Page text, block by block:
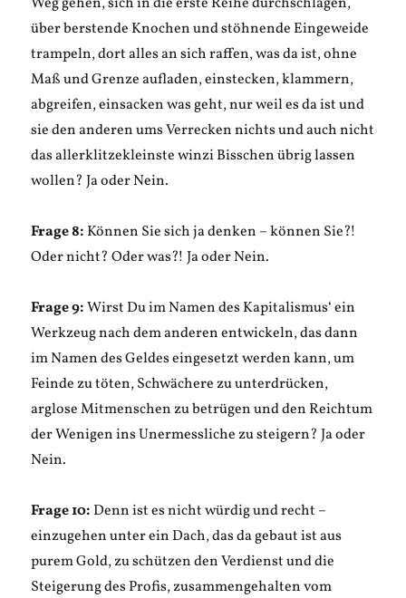
über berstende Knochen und stöhnende Eingeweide
trampeln, dort alles an sich raffen, was da ist, ohne
Maß und Grenze aufladen, einstecken, klammern,
abgreifen, einsacken was geht, nur weil es da ist und
sie den anderen ums Verrecken nichts und auch nicht
das allerklitzekleinste winzi Bisschen übrig lassen
wollen? Ja oder Nein.
Frage 8: Können Sie sich ja denken – können Sie?!
Oder nicht? Oder was?! Ja oder Nein.
Frage 9:Wirst Du im Namen des Kapitalismus‘ ein
Werkzeug nach dem anderen entwickeln, das dann
im Namen des Geldes eingesetzt werden kann, um
Feinde zu töten, Schwächere zu unterdrücken,
arglose Mitmenschen zu betrügen und den Reichtum
der Wenigen ins Unermessliche zu steigern? Ja oder
Nein.
Frage 10: Denn ist es nicht würdig und recht –
einzugehen unter ein Dach, das da gebaut ist aus
purem Gold, zu schützen den Verdienst und die
Steigerung des Profis, zusammengehalten vom